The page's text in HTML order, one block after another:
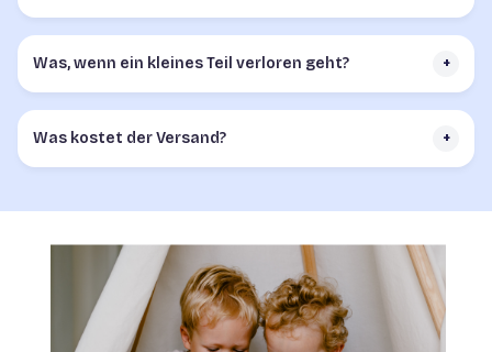
Was, wenn ein kleines Teil verloren geht? +
Was kostet der Versand? +